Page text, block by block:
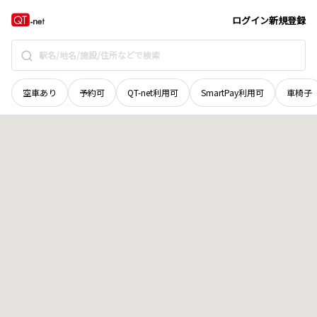
ログイン新規登録
空車あり 予約可 QT-net利用可 SmartPay利用可 車椅子
岡山県